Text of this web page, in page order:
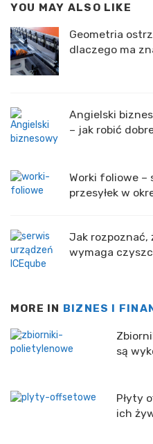
YOU MAY ALSO LIKE
Geometria
dlaczego ma
Angielski
– jak robić
Worki foliowe –
przesyłek w
Jak rozpoznać,
wymaga
MORE IN BIZNES I
są
Płyty
ich